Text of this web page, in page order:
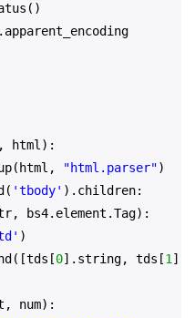
html):
"html.parser")
'tbody' ).children:
bs4.element.Tag):
)
0].string, tds[1
num):